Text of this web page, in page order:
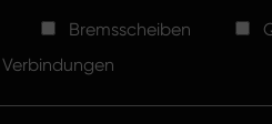
Bremsscheiben